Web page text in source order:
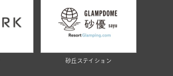
砂丘ステイション